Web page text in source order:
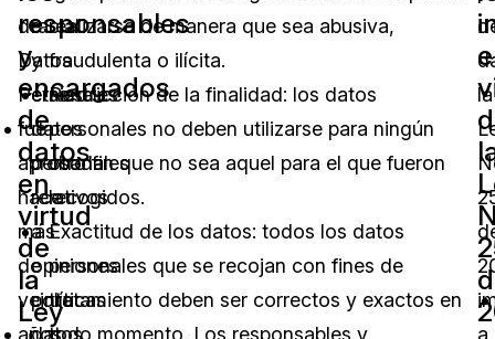
racial
y
étnico
datos
personales
relativos
a
opiniones
políticas
datos
responsables
y
encargados
de
datos
en
virtud
de
la
Ley
de
Datos
Personales
fue
aprobada
hace
más
de
veinte
años,
realizarse de manera que sea abusiva,
fraudulenta o ilícita.
Restricción de la finalidad: los datos
personales no deben utilizarse para ningún
otro fin que no sea aquel para el que fueron
recogidos.
Exactitud de los datos: todos los datos
personales que se recojan con fines de
tratamiento deben ser correctos y exactos en
todo momento. Los responsables y
la
a